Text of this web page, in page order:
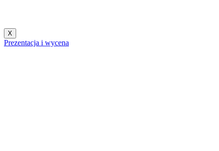
X
Prezentacja i wycena